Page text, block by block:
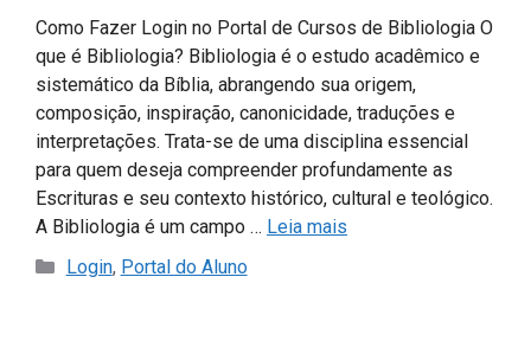
Como Fazer Login no Portal de Cursos de Bibliologia O
que é Bibliologia? Bibliologia é o estudo acadêmico e
sistemático da Bíblia, abrangendo sua origem,
composição, inspiração, canonicidade, traduções e
interpretações. Trata-se de uma disciplina essencial
para quem deseja compreender profundamente as
Escrituras e seu contexto histórico, cultural e teológico.
A Bibliologia é um campo … Leia mais
Categorias
Login, Portal do Aluno